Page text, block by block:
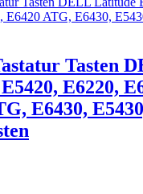
Tasten
E6220,
E6430,